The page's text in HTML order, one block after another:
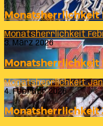
Monatsherrlichkeit
Monatsherrlichkeit
3. März 2026
Monatsherrlichkeit
Monatsherrlichkeit
4. Februar 2026
Monatsherrlichkeit